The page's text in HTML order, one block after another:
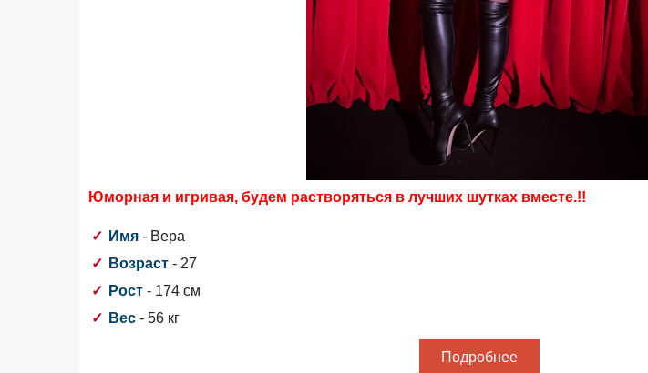
Юморная и игривая, будем растворяться в лучших шутках вместе.!!
Имя - Вера
Возраст - 27
Рост - 174 см
Вес - 56 кг
Подробнее